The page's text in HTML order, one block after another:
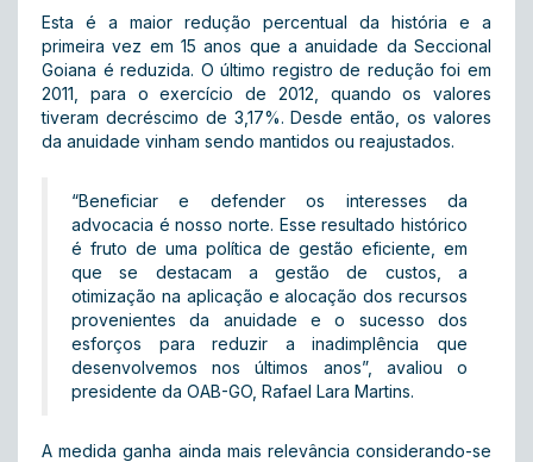
Esta é a maior redução percentual da história e a
primeira vez em 15 anos que a anuidade da Seccional
Goiana é reduzida. O último registro de redução foi em
2011, para o exercício de 2012, quando os valores
tiveram decréscimo de 3,17%. Desde então, os valores
da anuidade vinham sendo mantidos ou reajustados.
“Beneficiar e defender os interesses da
advocacia é nosso norte. Esse resultado histórico
é fruto de uma política de gestão eficiente, em
que se destacam a gestão de custos, a
otimização na aplicação e alocação dos recursos
provenientes da anuidade e o sucesso dos
esforços para reduzir a inadimplência que
desenvolvemos nos últimos anos”, avaliou o
presidente da OAB-GO, Rafael Lara Martins.
A medida ganha ainda mais relevância considerando-se